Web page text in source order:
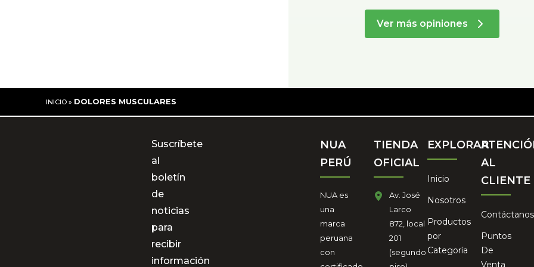
Ver más opiniones
INICIO » DOLORES MUSCULARES
Suscríbete
al
boletín
de
noticias
para
recibir
información
NUA
PERÚ
NUA es
una
marca
peruana
con
TIENDA
OFICIAL
Av. José
Larco
872, local
201
(segundo
EXPLORAR
Inicio
Nosotros
Productos
por
Categoría
AL
CLIENTE
Contáctanos
Puntos
De
Venta